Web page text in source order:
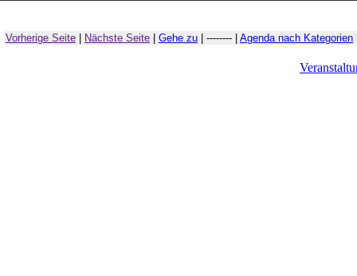
Vorherige Seite Nächste Seite Gehe zu | -------- | Agenda nach Kategorien